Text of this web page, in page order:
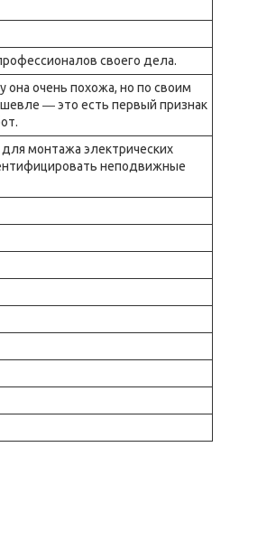
своего дела.
очень похожа, но по своим
― это есть первый признак
монтажа электрических
неподвижные